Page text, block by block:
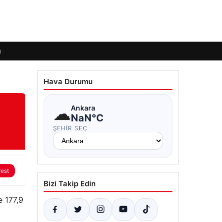
177,9
Hava Durumu
☁Ankara
NaN°C
ŞEHIR SEÇ
Bizi Takip Edin